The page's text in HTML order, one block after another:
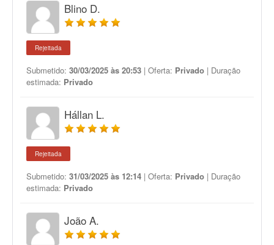
Blino D.
Rejeitada
Submetido: 30/03/2025 às 20:53 | Oferta: Privado | Duração
estimada: Privado
Hállan L.
Rejeitada
Submetido: 31/03/2025 às 12:14 | Oferta: Privado | Duração
estimada: Privado
João A.